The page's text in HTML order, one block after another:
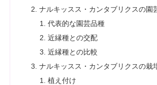
ナルキッスス・カンタブリクスの園
代表的な園芸品種
近縁種との交配
近縁種との比較
ナルキッスス・カンタブリクスの栽
植え付け